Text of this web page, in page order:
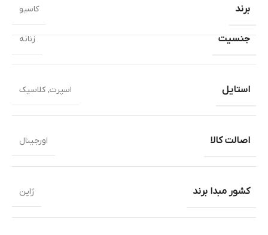
جنسیت زنانه
استایل اسپرت,کلاسیک
اصالت کالا اورجینال
کشور مبدا برند ژاپن
برند کاسیو